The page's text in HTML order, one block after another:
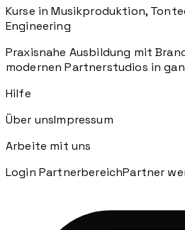
Kurse in Musikproduktion,
Engineering
Praxisnahe Ausbildung mit
modernen Partnerstudios in
Hilfe
Über unsImpressum
Arbeite mit uns
Login PartnerbereichPartner